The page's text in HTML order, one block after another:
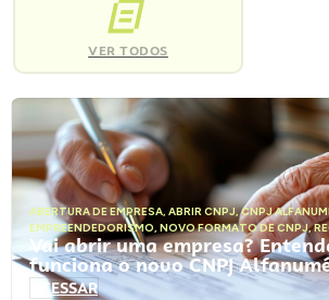
VER TODOS
ABERTURA DE EMPRESA, ABRIR CNPJ,CNPJ
EMPREENDEDORISMO, NOVO FORMATO DE CNPJ,
Vai abrir uma empresa?
funciona o novo CNPJ
ACESSAR